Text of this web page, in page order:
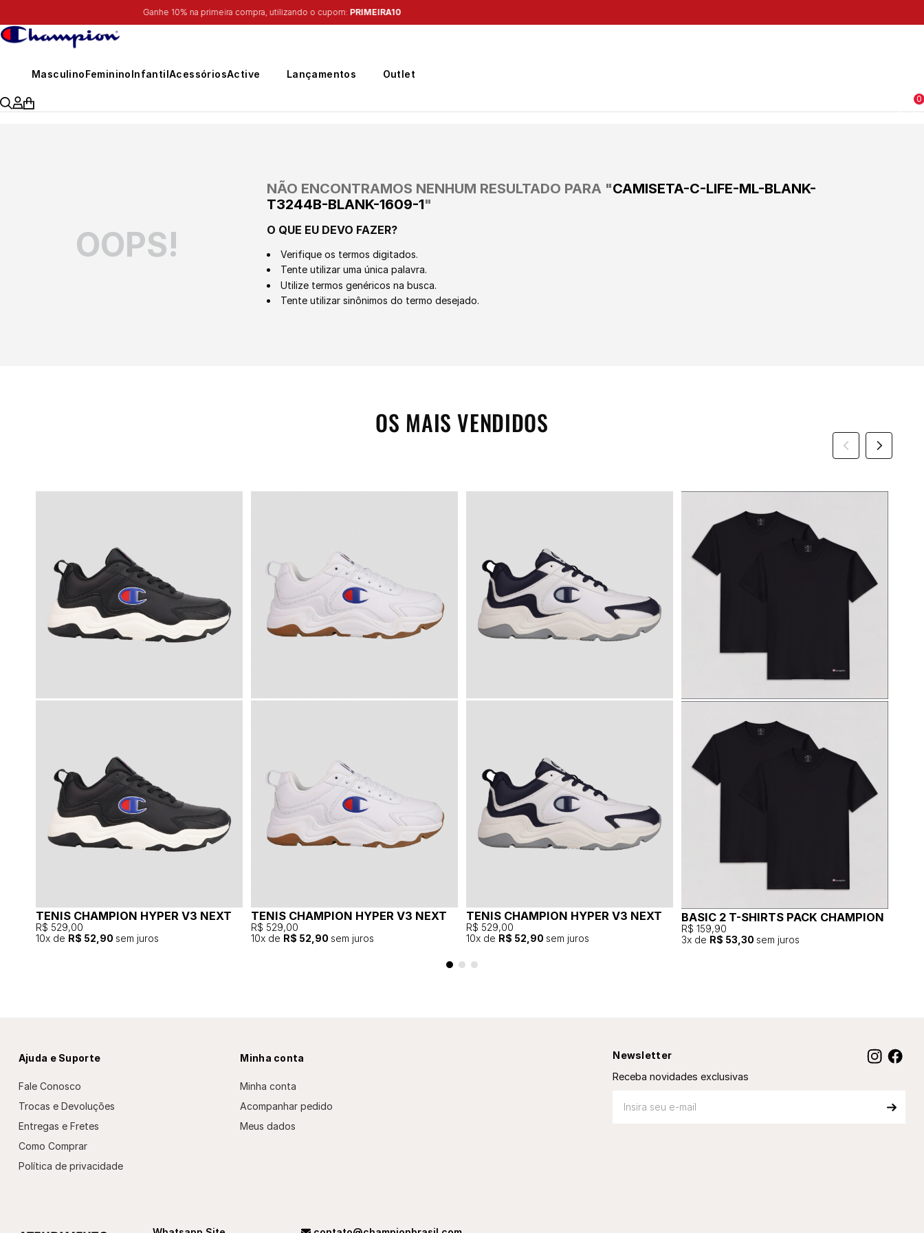
Frete Grátispara região Sudeste em pedidos acima de R$ 399,00
MasculinoFemininoInfantilAcessóriosActive Lançamentos Outlet
0
OOPS!
NÃO ENCONTRAMOS NENHUM RESULTADO PARA "CAMISETA-C-LIFE-ML-BLANK-
T3244B-BLANK-1609-1"
O QUE EU DEVO FAZER?
Verifique os termos digitados.
Tente utilizar uma única palavra.
Utilize termos genéricos na busca.
Tente utilizar sinônimos do termo desejado.
OS MAIS VENDIDOS
TENIS CHAMPION HYPER V3 NEXT
R$ 529,00
10x de R$ 52,90 sem juros
TENIS CHAMPION HYPER V3 NEXT
R$ 529,00
10x de R$ 52,90 sem juros
TENIS CHAMPION HYPER V3 NEXT
R$ 529,00
10x de R$ 52,90 sem juros
BASIC 2 T-SHIRTS PACK CHAMPION
R$ 159,90
3x de R$ 53,30 sem juros
Newsletter
Receba novidades exclusivas
Ajuda e Suporte
Fale Conosco
Trocas e Devoluções
Entregas e Fretes
Como Comprar
Política de privacidade
Minha conta
Minha conta
Acompanhar pedido
Meus dados